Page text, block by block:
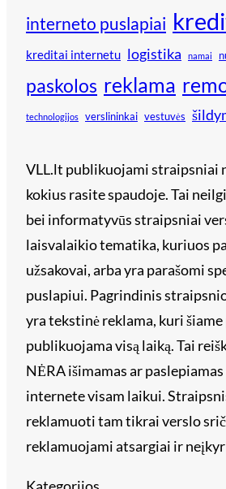
interneto puslapiai
kreditai internetu logistika namai
paskolos reklama
technologijos verslininkai vestuvės
VLL.lt publikuojami straipsniai
kokius rasite spaudoje. Tai
bei informatyvūs straipsniai
laisvalaikio tematika, kuriuos
užsakovai, arba yra parašomi
puslapiui. Pagrindinis
yra tekstinė reklama, kuri
publikuojama visą laiką. Tai
NĖRA išimamas ar
internete visam laikui.
reklamuoti tam tikrai verslo
reklamuojami atsargiai ir